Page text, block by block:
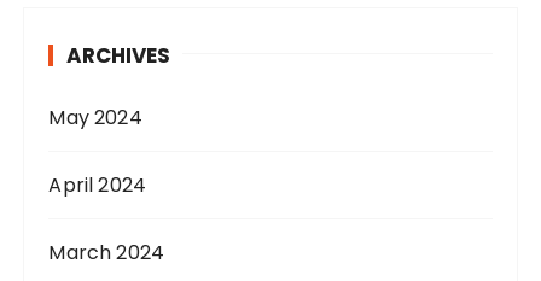
ARCHIVES
May 2024
April 2024
March 2024